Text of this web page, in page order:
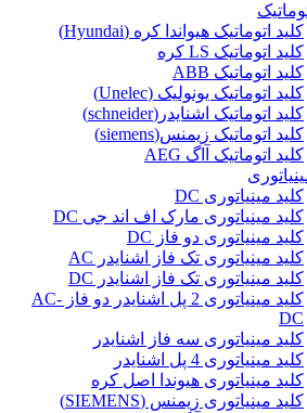
کلید اتوماتیک هیواندا کره (Hyundai)
کلید اتوماتیک LS کره
کلید اتوماتیک ABB
کلید اتوماتیک یونولیک (Unelec)
کلید اتوماتیک اشنایدر(schneider)
کلید اتوماتیک زیمنس(siemens)
کلید اتوماتیک آاگ AEG
کلید مینیاتوری DC
کلید مینیاتوری مارک اف اند جی DC
کلید مینیاتوری دو فاز DC
کلید مینیاتوری تک فاز اشنایدر AC
کلید مینیاتوری تک فاز اشنایدر DC
کلید مینیاتوری 2 پل اشنایدر دو فاز AC-
DC
کلید مینیاتوری سه فاز اشنایدر
کلید مینیاتوری 4 پل اشنایدر
کلید مینیاتوری هیوندا اصل کره
کلید مینیاتوری زیمنس (SIEMENS)